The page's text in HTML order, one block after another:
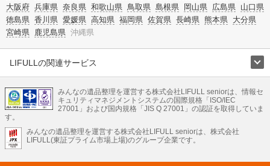
大阪府 兵庫県 奈良県 和歌山県 鳥取県 島根県 岡山県 広島県 山口県
徳島県 香川県 愛媛県 高知県 福岡県 佐賀県 長崎県 熊本県 大分県
宮崎県 鹿児島県 沖縄県
LIFULLの関連サービス
不動産・住宅
引越し 老人ホーム 地方創生 ママの就労支援
不動産クラウドファンディング 遺品整理 老後の暮らし情報
LIFULL HOME'Sのサービス
不動産・住宅
不動産査定 マンション専門売却査定 不動産投資 アドバイザー
みんなの遺品整理を運営する株式会社LIFULL seniorは、情報セ
キュリティマネジメントシステムの国際規格「ISO/IEC
27001」および国内規格「JIS Q 27001」の認証を取得していま
す。
みんなの遺品整理を運営する株式会社LIFULL seniorは、株式会社
LIFULL(東証プライム市場上場)のグループ企業です。